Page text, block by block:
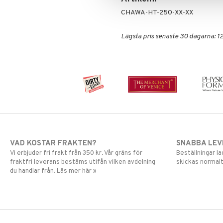
CHAWA-HT-250-XX-XX
Lägsta pris senaste 30 dagarna:
VAD KOSTAR FRAKTEN?
Vi erbjuder fri frakt från 350 kr. Vår gräns för
fraktfri leverans bestäms utifån vilken avdelning
du handlar från. Läs mer här »
SNABBA
Beställningar
skickas